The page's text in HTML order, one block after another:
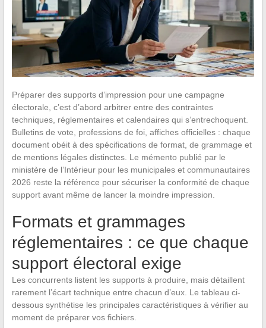
Préparer des supports d’impression pour une campagne
électorale, c’est d’abord arbitrer entre des contraintes
techniques, réglementaires et calendaires qui s’entrechoquent.
Bulletins de vote, professions de foi, affiches officielles : chaque
document obéit à des spécifications de format, de grammage et
de mentions légales distinctes. Le mémento publié par le
ministère de l’Intérieur pour les municipales et communautaires
2026 reste la référence pour sécuriser la conformité de chaque
support avant même de lancer la moindre impression.
Formats et grammages
réglementaires : ce que chaque
support électoral exige
Les concurrents listent les supports à produire, mais détaillent
rarement l’écart technique entre chacun d’eux. Le tableau ci-
dessous synthétise les principales caractéristiques à vérifier au
moment de préparer vos fichiers.